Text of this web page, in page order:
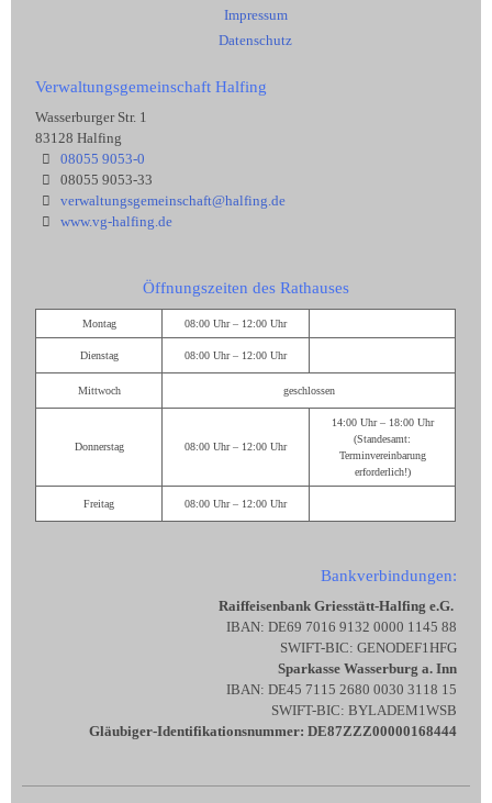
Impressum
Datenschutz
Verwaltungsgemeinschaft Halfing
Wasserburger Str. 1
83128 Halfing
08055 9053-0
08055 9053-33
verwaltungsgemeinschaft@halfing.de
www.vg-halfing.de
Öffnungszeiten des Rathauses
Montag 08:00 Uhr – 12:00 Uhr
Dienstag 08:00 Uhr – 12:00 Uhr
Mittwoch geschlossen
Donnerstag 08:00 Uhr – 12:00 Uhr
14:00 Uhr – 18:00 Uhr
(Standesamt:
Terminvereinbarung
erforderlich!)
Freitag 08:00 Uhr – 12:00 Uhr
Bankverbindungen:
Raiffeisenbank Griesstätt-Halfing e.G.
IBAN: DE69 7016 9132 0000 1145 88
SWIFT-BIC: GENODEF1HFG
Sparkasse Wasserburg a. Inn
IBAN: DE45 7115 2680 0030 3118 15
SWIFT-BIC: BYLADEM1WSB
Gläubiger-Identifikationsnummer: DE87ZZZ00000168444